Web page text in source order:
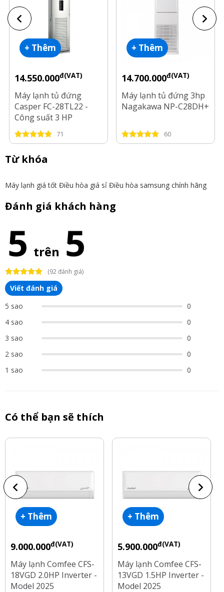
+ Thêm
14.550.000đ(VAT)
Máy lạnh tủ đứng
Casper FC-28TL22 -
Công suất 3 HP
71
+ Thêm
14.700.000đ(VAT)
Máy lạnh tủ đứng 3hp
Nagakawa NP-C28DH+
60
Từ khóa
Máy lạnh giá tốt Điều hòa giá sỉ Điều hòa samsung chính hãng
Đánh giá khách hàng
5 trên 5
(92 đánh giá)
Viết đánh giá
5 sao
0
4 sao
0
3 sao
0
2 sao
0
1 sao
0
Có thể bạn sẽ thích
+ Thêm
9.000.000đ(VAT)
Máy lạnh Comfee CFS-
18VGD 2.0HP Inverter -
Model 2025
+ Thêm
5.900.000đ(VAT)
Máy lạnh Comfee CFS-
13VGD 1.5HP Inverter -
Model 2025